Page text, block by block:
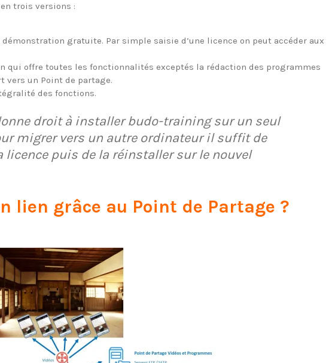
trois versions :
démonstration gratuite. Par simple saisie d’une licence on peut accéder aux
qui offre toutes les fonctionnalités exceptés la rédaction des programmes
vers un Point de partage.
des fonctions.
droit à installer budo-training sur un seul
migrer vers un autre ordinateur il suffit de
licence puis de la réinstaller sur le nouvel
lien grâce au Point de Partage ?